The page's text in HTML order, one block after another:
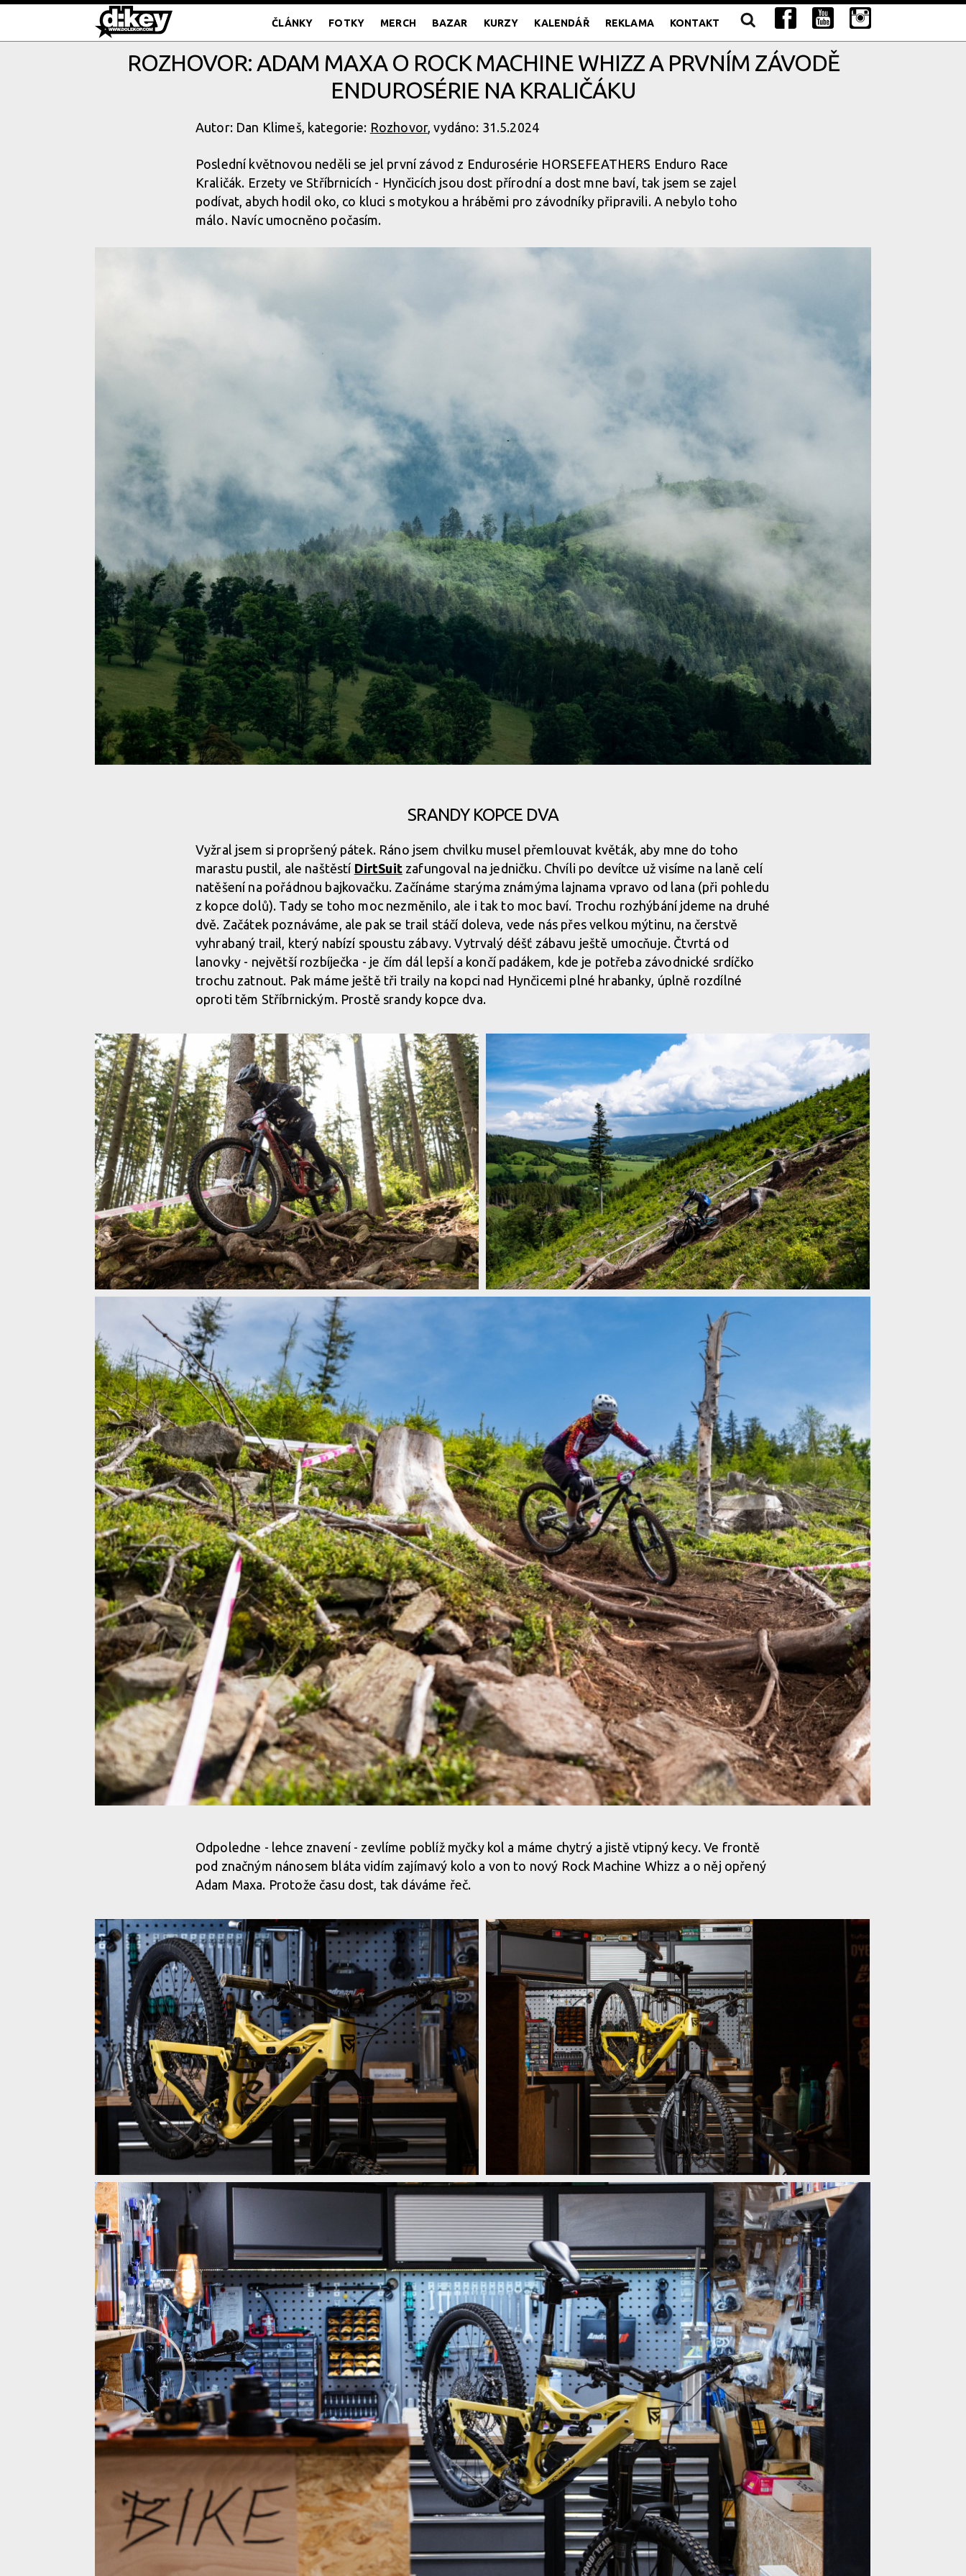
ČLÁNKY FOTKY MERCH BAZAR KURZY KALENDÁŘ REKLAMA KONTAKT
ROZHOVOR: ADAM MAXA O ROCK MACHINE WHIZZ A PRVNÍM ZÁVODĚ
ENDUROSÉRIE NA KRALIČÁKU
Autor: Dan Klimeš, kategorie: Rozhovor, vydáno: 31.5.2024
Poslední květnovou neděli se jel první závod z Endurosérie HORSEFEATHERS Enduro Race
Kraličák. Erzety ve Stříbrnicích - Hynčicích jsou dost přírodní a dost mne baví, tak jsem se zajel
podívat, abych hodil oko, co kluci s motykou a hráběmi pro závodníky připravili. A nebylo toho
málo. Navíc umocněno počasím.
SRANDY KOPCE DVA
Vyžral jsem si propršený pátek. Ráno jsem chvilku musel přemlouvat květák, aby mne do toho
marastu pustil, ale naštěstí DirtSuitzafungoval na jedničku. Chvíli po devítce už visíme na laně celí
natěšení na pořádnou bajkovačku. Začínáme starýma známýma lajnama vpravo od lana (při pohledu
z kopce dolů). Tady se toho moc nezměnilo, ale i tak to moc baví. Trochu rozhýbání jdeme na druhé
dvě. Začátek poznáváme, ale pak se trail stáčí doleva, vede nás přes velkou mýtinu, na čerstvě
vyhrabaný trail, který nabízí spoustu zábavy. Vytrvalý déšť zábavu ještě umocňuje. Čtvrtá od
lanovky - největší rozbíječka - je čím dál lepší a končí padákem, kde je potřeba závodnické srdíčko
trochu zatnout. Pak máme ještě tři traily na kopci nad Hynčicemi plné hrabanky, úplně rozdílné
oproti těm Stříbrnickým. Prostě srandy kopce dva.
Enduroserie Kraličák - Jara Sijka
Enduroserie Kraličák - Jara Sijka
Enduroserie Kraličák - Jara Sijka
Enduroserie Kraličák - Jara Sijka
Enduroserie Kraličák - Jara Sijka
Enduroserie Kraličák - Jara Sijka
Enduroserie Kraličák - Jara Sijka
Enduroserie Kraličák - Jara Sijka
Enduroserie Kraličák - Jara Sijka
Enduroserie Kraličák - Jara Sijka
Odpoledne - lehce znavení - zevlíme poblíž myčky kol a máme chytrý a jistě vtipný kecy. Ve frontě
pod značným nánosem bláta vidím zajímavý kolo a von to nový Rock Machine Whizz a o něj opřený
Adam Maxa. Protože času dost, tak dáváme řeč.
Rock Machine Whizz Daniel Frank
Rock Machine Whizz Daniel Frank
Rock Machine Whizz Daniel Frank
Rock Machine Whizz Daniel Frank
Rock Machine Whizz Daniel Frank
Rock Machine Whizz Daniel Frank
Rock Machine Whizz Daniel Frank
Rock Machine Whizz Daniel Frank